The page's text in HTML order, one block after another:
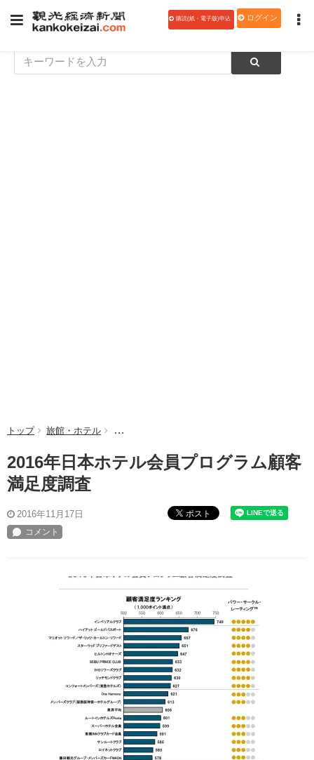
購読(紙・電子版)申込 ログイン
トップ 旅館・ホテル 2016年日本ホテル会員プログラム顧客満足度調
2016年日本ホテル会員プログラム顧客
満足度調査
2016年11月17日 ポスト